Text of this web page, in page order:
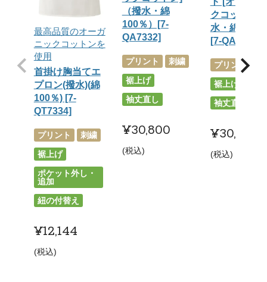
最高品質のオーガ
ニックコットンを
使用
首掛け胸当てエ
プロン(撥水)(綿
100％) [7-
QT7334]
プリント
刺繍
裾上げ
ポケット外し・
追加
紐の付替え
¥12,144
税込
（撥水・綿
100％）[7-
QA7332]
プリント
刺繍
裾上げ
袖丈直し
¥30,800
税込
クコットン]
水・綿100％
[7-QA7333]
プリント
裾上げ
袖丈直し
¥30,800
税込